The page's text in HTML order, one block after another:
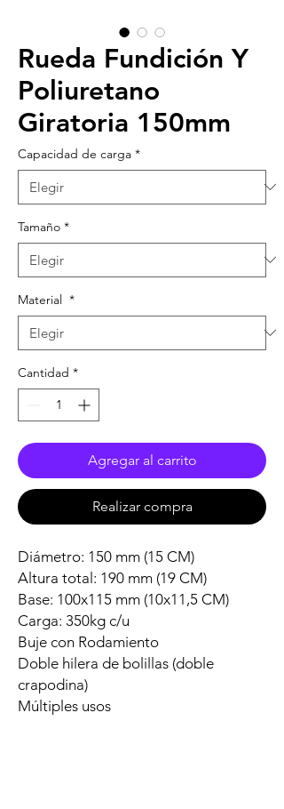
Rueda Fundición Y
Poliuretano
Giratoria 150mm
Capacidad de carga *
Tamaño *
Material *
Cantidad *
Agregar al carrito
Realizar compra
Diámetro: 150 mm (15 CM)
Altura total: 190 mm (19 CM)
Base: 100x115 mm (10x11,5 CM)
Carga: 350kg c/u
Buje con Rodamiento
Doble hilera de bolillas (doble
crapodina)
Múltiples usos